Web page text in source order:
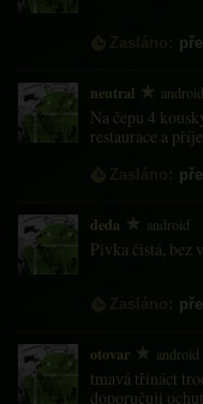
neutral android
Na čepu 4
restaurace a
deda android
Pivka čistá, bez
otovar android
tmavá třináct
doporučuji